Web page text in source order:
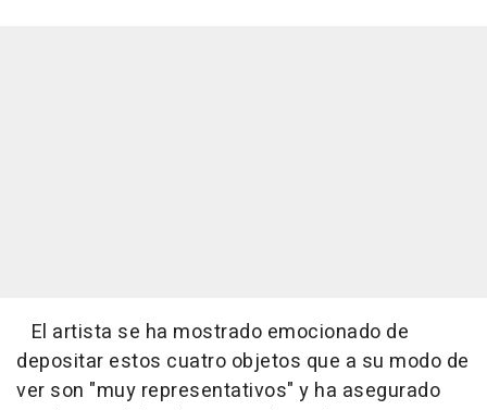
El artista se ha mostrado emocionado de
depositar estos cuatro objetos que a su modo de
ver son "muy representativos" y ha asegurado